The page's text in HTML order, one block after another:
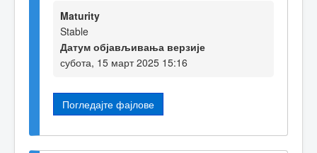
Maturity
Stable
Датум објављивања верзије
субота, 15 март 2025 15:16
Погледајте фајлове